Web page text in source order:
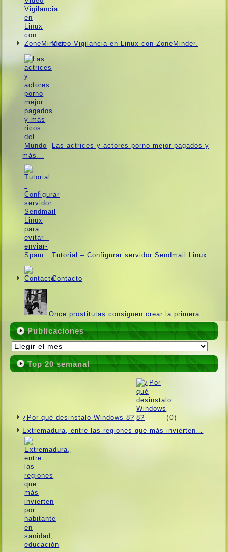
Video Vigilancia en Linux con ZoneMinder.
Las actrices y actores porno mejor pagados y
más…
Tutorial – Configurar servidor Sendmail Linux…
Contacto
Once prostitutas consiguen crear la primera…
Publicaciones
Publicaciones
Top 20 semanal
¿Por qué desinstalo Windows 8? (0)
Extremadura, entre las regiones que más invierten…